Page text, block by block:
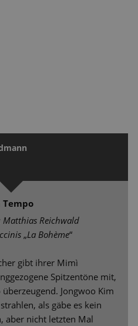
Reichwald
„La Bohème“
gibt ihrer Mimì
Spitzentöne mit,
Jongwoo Kim
als gäbe es kein
aber nicht letzten Mal